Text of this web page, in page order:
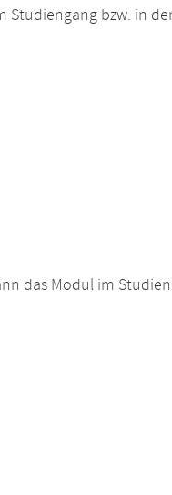
Studiengang bzw. in
das Modul im